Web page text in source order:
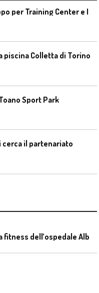
piscina Colletta di Torino
Sport Park
cerca il partenariato